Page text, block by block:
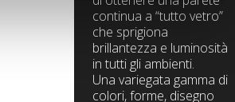
continua a “tutto vetro”
che sprigiona
brillantezza e luminosità
in tutti gli ambienti.
Una variegata gamma di
colori, forme, disegno